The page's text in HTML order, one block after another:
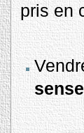
pris en